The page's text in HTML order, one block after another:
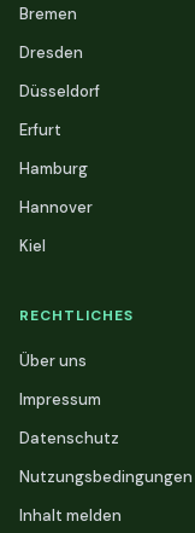
Bremen
Dresden
Düsseldorf
Erfurt
Hamburg
Hannover
Kiel
RECHTLICHES
Über uns
Impressum
Datenschutz
Nutzungsbedingungen
Inhalt melden